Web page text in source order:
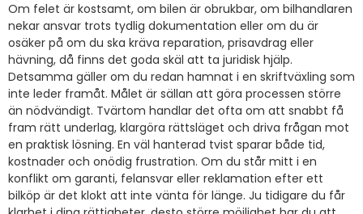
Om felet är kostsamt, om bilen är obrukbar, om bilhandlaren
nekar ansvar trots tydlig dokumentation eller om du är
osäker på om du ska kräva reparation, prisavdrag eller
hävning, då finns det goda skäl att ta juridisk hjälp.
Detsamma gäller om du redan hamnat i en skriftväxling som
inte leder framåt. Målet är sällan att göra processen större
än nödvändigt. Tvärtom handlar det ofta om att snabbt få
fram rätt underlag, klargöra rättsläget och driva frågan mot
en praktisk lösning. En väl hanterad tvist sparar både tid,
kostnader och onödig frustration. Om du står mitt i en
konflikt om garanti, felansvar eller reklamation efter ett
bilköp är det klokt att inte vänta för länge. Ju tidigare du får